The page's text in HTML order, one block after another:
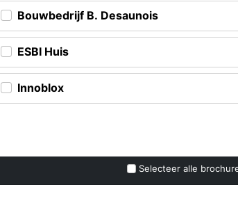
Bouwbedrijf B. Desaunois
ESBI Huis
Innoblox
Selecteer alle